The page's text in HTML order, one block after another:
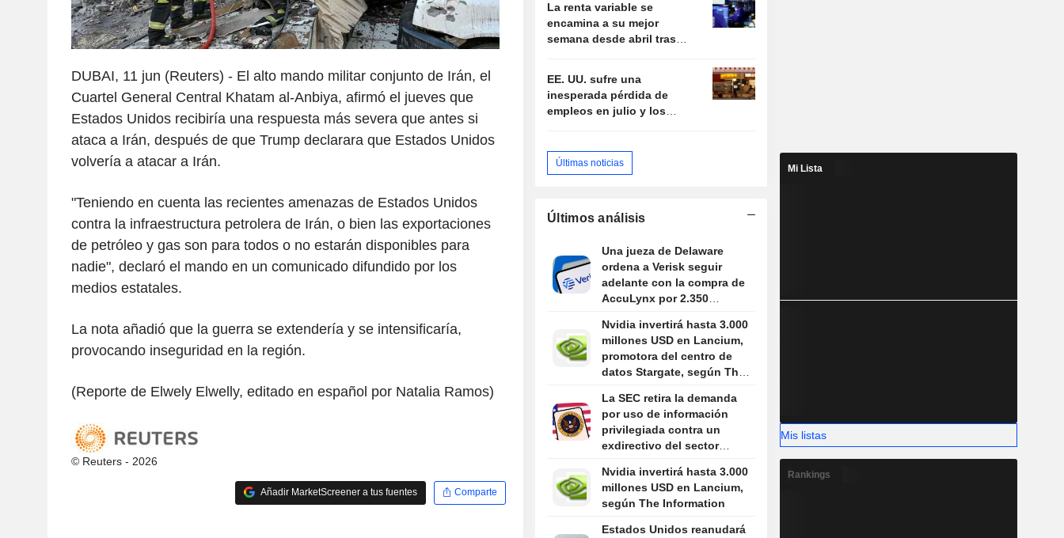
DUBAI, 11 jun (Reuters) - El alto mando militar conjunto de Irán, el
Cuartel General Central Khatam al-Anbiya, afirmó el jueves que
Estados Unidos recibiría una respuesta más severa que antes si
ataca a Irán, después de que Trump declarara que Estados Unidos
volvería a atacar a Irán.
"Teniendo en cuenta las recientes amenazas de Estados Unidos
contra la infraestructura petrolera de Irán, o bien las exportaciones
de petróleo y gas son para todos o no estarán disponibles para
nadie", declaró el mando en un comunicado difundido por los
medios estatales.
La nota añadió que la guerra se extendería y se intensificaría,
provocando inseguridad en la región.
(Reporte de Elwely Elwelly, editado en español por Natalia Ramos)
© Reuters - 2026
Añadir MarketScreener a tus fuentes Comparte
La renta variable se
encamina a su mejor
semana desde abril tras
subidas de tipos
EE. UU. sufre una
inesperada pérdida de
empleos en julio y los
tipos
Últimas noticias
Últimos análisis
Una jueza de Delaware
ordena a Verisk seguir
adelante con la compra de
AccuLynx por 2.350
Nvidia invertirá hasta 3.000
millones USD en Lancium,
promotora del centro de
datos Stargate, según The
La SEC retira la demanda
por uso de información
privilegiada contra un
exdirectivo del sector
Trump
Nvidia invertirá hasta 3.000
millones USD en Lancium,
según The Information
Estados Unidos reanudará
Mi Lista
Mis listas
Rankings